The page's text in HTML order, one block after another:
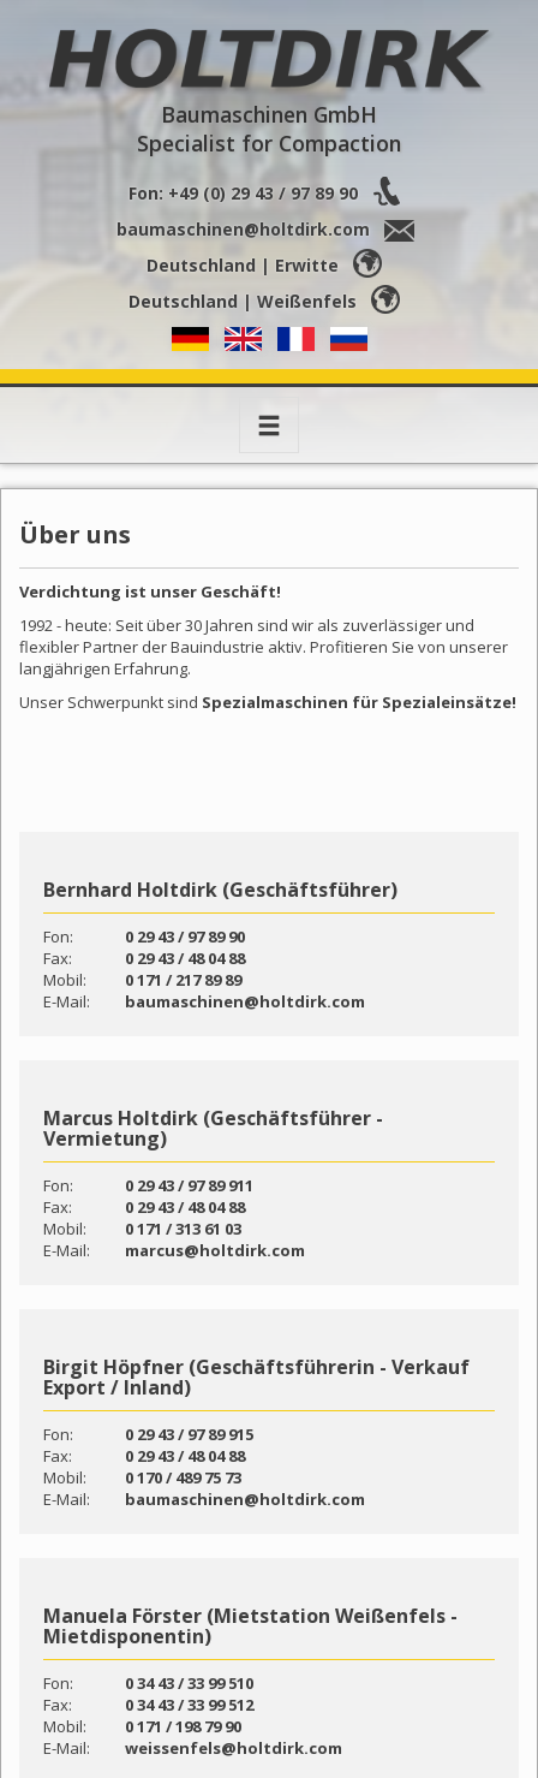
Baumaschinen GmbH
Specialist for Compaction
Fon: +49 (0) 29 43 / 97 89 90
baumaschinen@holtdirk.com
Deutschland | Erwitte
Deutschland | Weißenfels
Toggle
navigation
Über uns
Verdichtung ist unser Geschäft!
1992 - heute: Seit über 30 Jahren sind wir als zuverlässiger und
flexibler Partner der Bauindustrie aktiv. Profitieren Sie von unserer
langjährigen Erfahrung.
Unser Schwerpunkt sind Spezialmaschinen für Spezialeinsätze!
Bernhard Holtdirk (Geschäftsführer)
Fon:
0 29 43 / 97 89 90
Fax:
0 29 43 / 48 04 88
Mobil:
0 171 / 217 89 89
E-Mail:
baumaschinen@holtdirk.com
Marcus Holtdirk (Geschäftsführer -
Vermietung)
Fon:
0 29 43 / 97 89 911
Fax:
0 29 43 / 48 04 88
Mobil:
0 171 / 313 61 03
E-Mail:
marcus@holtdirk.com
Birgit Höpfner (Geschäftsführerin - Verkauf
Export / Inland)
Fon:
0 29 43 / 97 89 915
Fax:
0 29 43 / 48 04 88
Mobil:
0 170 / 489 75 73
E-Mail:
baumaschinen@holtdirk.com
Manuela Förster (Mietstation Weißenfels -
Mietdisponentin)
Fon:
0 34 43 / 33 99 510
Fax:
0 34 43 / 33 99 512
Mobil:
0 171 / 198 79 90
E-Mail:
weissenfels@holtdirk.com